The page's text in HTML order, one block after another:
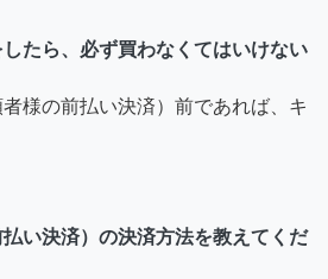
たら、必ず買わなくてはいけない
様の前払い決済）前であれば、キ
い決済）の決済方法を教えてくだ